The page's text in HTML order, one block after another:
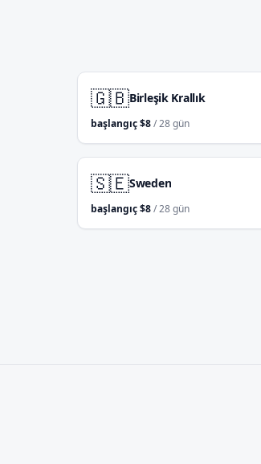
🇬🇧Birleşik Krallık
başlangıç$8/ 28 gün
🇸🇪Sweden
başlangıç$8/ 28 gün